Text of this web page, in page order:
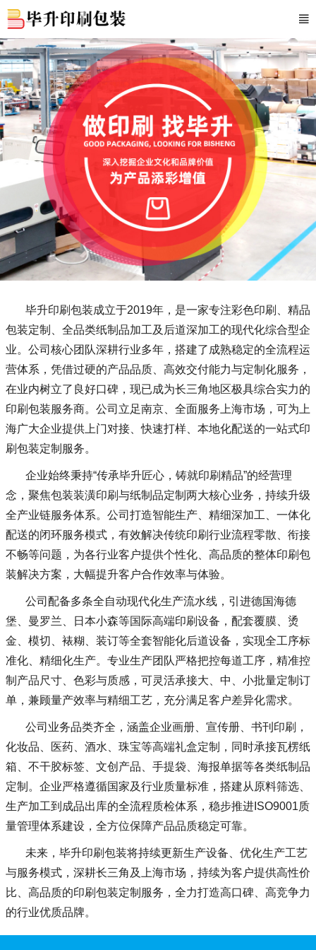
毕升印刷包装成立于2019年，是一家专注彩色印刷、精品
包装定制、全品类纸制品加工及后道深加工的现代化综合型企
业。公司核心团队深耕行业多年，搭建了成熟稳定的全流程运
营体系，凭借过硬的产品品质、高效交付能力与定制化服务，
在业内树立了良好口碑，现已成为长三角地区极具综合实力的
印刷包装服务商。公司立足南京、全面服务上海市场，可为上
海广大企业提供上门对接、快速打样、本地化配送的一站式印
刷包装定制服务。
企业始终秉持“传承毕升匠心，铸就印刷精品”的经营理
念，聚焦包装装潢印刷与纸制品定制两大核心业务，持续升级
全产业链服务体系。公司打造智能生产、精细深加工、一体化
配送的闭环服务模式，有效解决传统印刷行业流程零散、衔接
不畅等问题，为各行业客户提供个性化、高品质的整体印刷包
装解决方案，大幅提升客户合作效率与体验。
公司配备多条全自动现代化生产流水线，引进德国海德
堡、曼罗兰、日本小森等国际高端印刷设备，配套覆膜、烫
金、模切、裱糊、装订等全套智能化后道设备，实现全工序标
准化、精细化生产。专业生产团队严格把控每道工序，精准控
制产品尺寸、色彩与质感，可灵活承接大、中、小批量定制订
单，兼顾量产效率与精细工艺，充分满足客户差异化需求。
公司业务品类齐全，涵盖企业画册、宣传册、书刊印刷，
化妆品、医药、酒水、珠宝等高端礼盒定制，同时承接瓦楞纸
箱、不干胶标签、文创产品、手提袋、海报单据等各类纸制品
定制。企业严格遵循国家及行业质量标准，搭建从原料筛选、
生产加工到成品出库的全流程质检体系，稳步推进ISO9001质
量管理体系建设，全方位保障产品品质稳定可靠。
未来，毕升印刷包装将持续更新生产设备、优化生产工艺
与服务模式，深耕长三角及上海市场，持续为客户提供高性价
比、高品质的印刷包装定制服务，全力打造高口碑、高竞争力
的行业优质品牌。